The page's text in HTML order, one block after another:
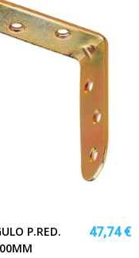
P.RED.
47,74 €